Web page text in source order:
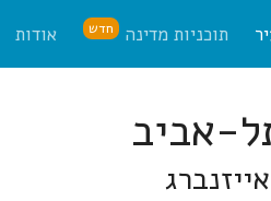
תוכניות מדינה חדש אודות